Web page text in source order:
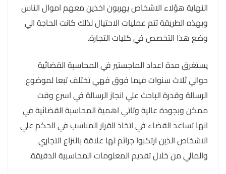
النهاية هؤلاء الاشخاص يهربون اخذين معهم اموال الناس
وبهذه الطريقة تتم عمليات الاحتيال لذلك كانت الحاجة الي
وضع هذا التخصص في كليات التجارة.
يستغرق مدة اعداد الماجستير في المحاسبة القضائية
حوالي ثلاث سنوات فيما فوق فهي تختلف تبعا لموضوع
الرسالة وقدرة الباحث علي انجاز الرسالة في اسرع وقت
ممكن وبجودة عالية وتاتي اهمية المحاسبة القضائية في
انها تساعد القضاء في اتخاذ القرار المناسب في الحكم علي
الاشخاص الذين ارتكبوا جرائم لها علاقة بالنزاع التجاري
والمالي من خلال تقديم المعلومات المحاسبية الدقيقة.